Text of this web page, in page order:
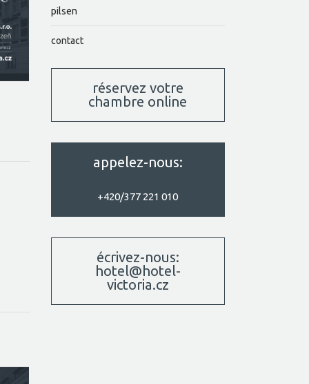
pilsen
contact
réservez votre
chambre online
appelez-nous:
+420/377 221 010
écrivez-nous:
hotel@hotel-
victoria.cz